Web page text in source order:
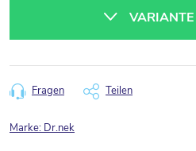
Fragen Teilen
Marke: Dr.nek